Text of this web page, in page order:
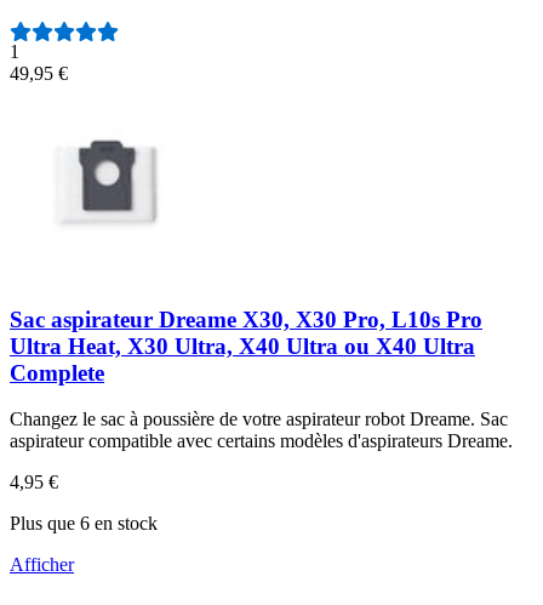
1
49,95 €
Sac aspirateur Dreame X30, X30 Pro, L10s Pro
Ultra Heat, X30 Ultra, X40 Ultra ou X40 Ultra
Complete
Changez le sac à poussière de votre aspirateur robot Dreame. Sac
aspirateur compatible avec certains modèles d'aspirateurs Dreame.
4,95 €
Plus que 6 en stock
Afficher